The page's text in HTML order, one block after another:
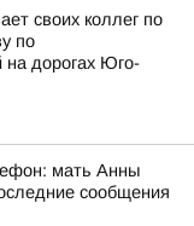
своих коллег по
по
дорогах Юго-
мать Анны
сообщения